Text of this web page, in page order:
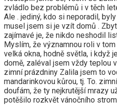
zvládlo bez problémů i v těch
Ale . jediný, kdo si neporadil,
musel jsem si je vzít domů .
zajímavé je, že nikdo neshodil
Myslím, že významnou roli v
velká okna, hodně světla, i když
domě, zaléval jsem vždy teplou
zimní prázdniny Zalila jsem to
mandarinkovou kůrou, tj. To.
doufám, že ty nejkrutější mrazy
potěšilo rozkvět vánočního